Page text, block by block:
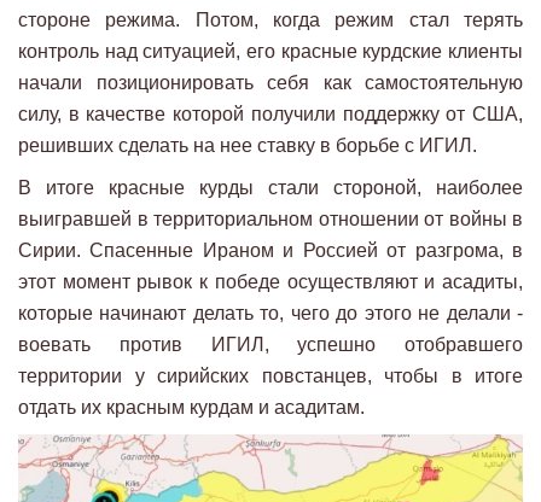
стороне режима. Потом, когда режим стал терять
контроль над ситуацией, его красные курдские клиенты
начали позиционировать себя как самостоятельную
силу, в качестве которой получили поддержку от США,
решивших сделать на нее ставку в борьбе с ИГИЛ.
В итоге красные курды стали стороной, наиболее
выигравшей в территориальном отношении от войны в
Сирии. Спасенные Ираном и Россией от разгрома, в
этот момент рывок к победе осуществляют и асадиты,
которые начинают делать то, чего до этого не делали -
воевать против ИГИЛ, успешно отобравшего
территории у сирийских повстанцев, чтобы в итоге
отдать их красным курдам и асадитам.